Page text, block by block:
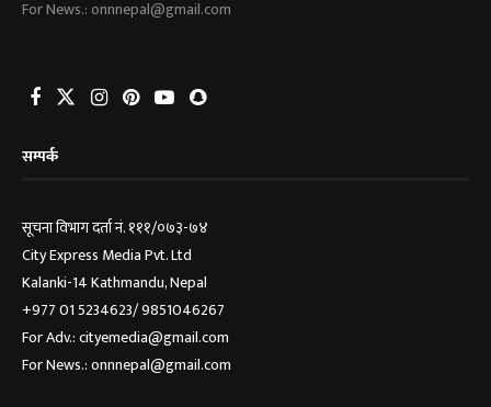
For News.: onnnepal@gmail.com
सम्पर्क
सूचना विभाग दर्ता नं. १११/०७३-७४
City Express Media Pvt. Ltd
Kalanki-14 Kathmandu, Nepal
+977 01 5234623/ 9851046267
For Adv.: cityemedia@gmail.com
For News.: onnnepal@gmail.com